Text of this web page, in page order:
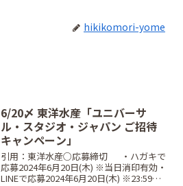
hikikomori-yome
6/20〆 東洋水産「ユニバーサ
ル・スタジオ・ジャパン ご招待
キャンペーン」
引用：東洋水産○応募締切⠀⠀・ハガキで
応募2024年6月20日(木) ※当日消印有効・
LINEで応募2024年6月20日(木) ※23:59ま